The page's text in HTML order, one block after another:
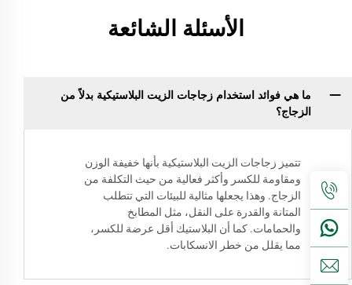
الأسئلة الشائعة
ما هي فوائد استخدام زجاجات الزيت البلاستيكية بدلاً من
الزجاج؟
تتميز زجاجات الزيت البلاستيكية بأنها خفيفة الوزن
ومقاومة للكسر وأكثر فعالية من حيث التكلفة من
الزجاج. وهذا يجعلها مثالية للبيئات التي تتطلب
المتانة والقدرة على النقل، مثل المطابخ
والحمامات. كما أن البلاستيك أقل عرضة للكسر،
مما يقلل من خطر الانسكابات.